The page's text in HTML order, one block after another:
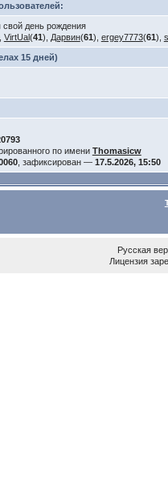
свой день рождения
VirtUal(41), Дарвин(61), ergey7773(61),
15 дней)
по имени Thomasicw
, зафиксирован — 17.5.2026, 15:50
Русская
Лицензия